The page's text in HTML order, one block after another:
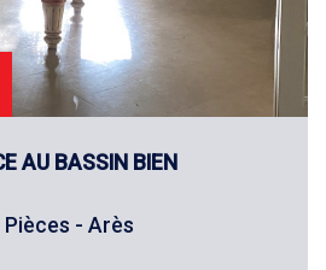
AU BASSIN BIEN
Pièces - Arès